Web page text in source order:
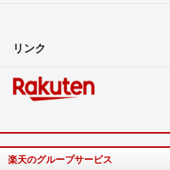
リンク
楽天のグループサービス